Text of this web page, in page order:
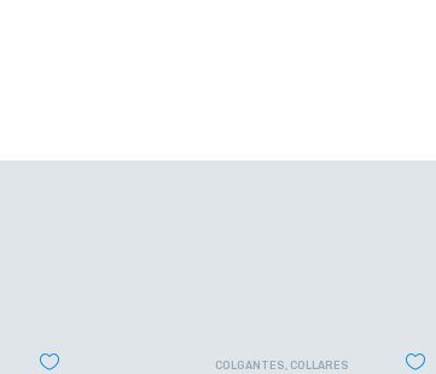
COLGANTES, COLLARES